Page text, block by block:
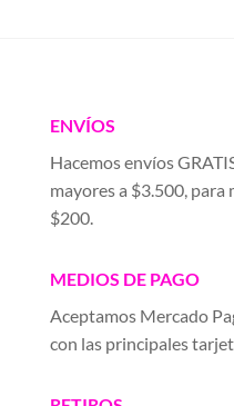
ENVÍOS
Hacemos envíos
mayores a $3.500,
$200.
MEDIOS DE PAGO
Aceptamos Mercado
con las principales